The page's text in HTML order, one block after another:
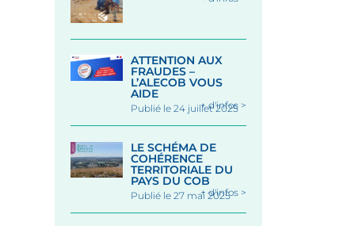
ATTENTION AUX
FRAUDES –
L’ALECOB VOUS
AIDE
Publié le 24 juillet 2025
+ d'infos >
LE SCHÉMA DE
COHÉRENCE
TERRITORIALE DU
PAYS DU COB
Publié le 27 mai 2025
+ d'infos >